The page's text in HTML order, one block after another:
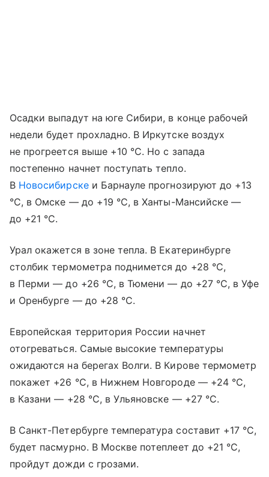
Осадки выпадут на юге Сибири, в конце рабочей
недели будет прохладно. В Иркутске воздух
не прогреется выше +10 °С. Но с запада
постепенно начнет поступать тепло.
В Новосибирскеи Барнауле прогнозируют до +13
°С, в Омске — до +19 °С, в Ханты-Мансийске —
до +21 °С.
Урал окажется в зоне тепла. В Екатеринбурге
столбик термометра поднимется до +28 °С,
в Перми — до +26 °С, в Тюмени — до +27 °С, в Уфе
и Оренбурге — до +28 °С.
Европейская территория России начнет
отогреваться. Самые высокие температуры
ожидаются на берегах Волги. В Кирове термометр
покажет +26 °С, в Нижнем Новгороде — +24 °С,
в Казани — +28 °С, в Ульяновске — +27 °С.
В Санкт-Петербурге температура составит +17 °С,
будет пасмурно. В Москве потеплеет до +21 °С,
пройдут дожди с грозами.